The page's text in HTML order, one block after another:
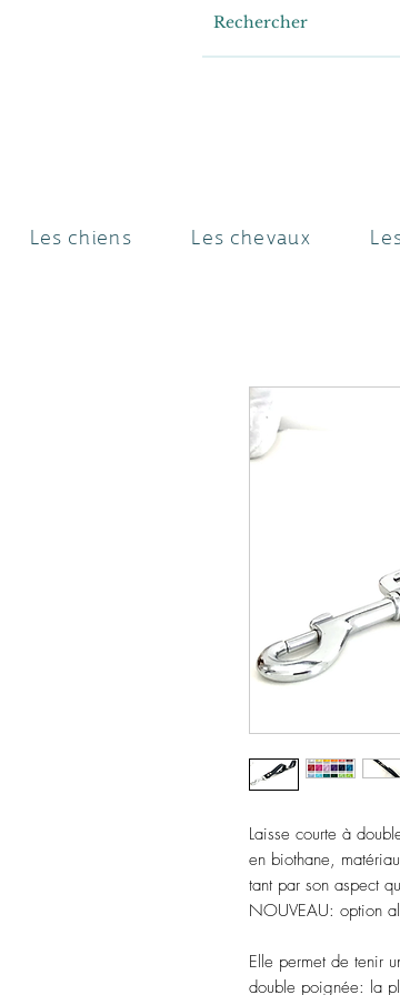
Les chiens Les chevaux
Laisse courte à
en biothane,
tant par son aspect
NOUVEAU: option
Elle permet de tenir
double poignée: la